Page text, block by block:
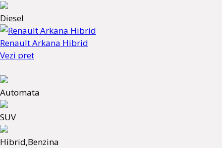
Diesel
Renault Arkana Hibrid
Vezi pret
Automata
SUV
Hibrid,Benzina